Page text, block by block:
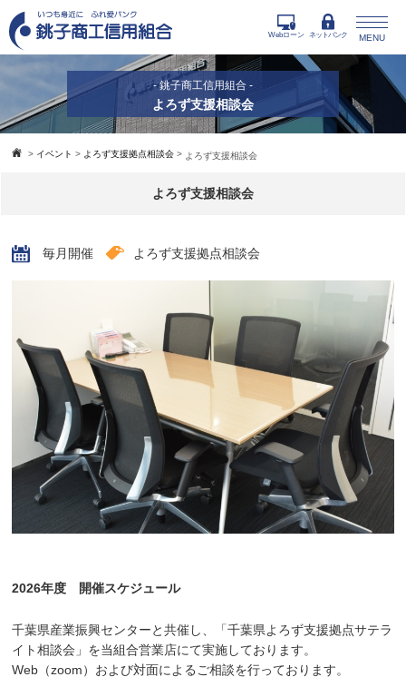
MENU
Webローン ネットバンク
- 銚子商工信用組合 -
よろず支援相談会
> イベント > よろず支援拠点相談会 > よろず支援相談会
よろず支援相談会
毎月開催 よろず支援拠点相談会
2026年度 開催スケジュール
千葉県産業振興センターと共催し、「千葉県よろず支援拠点サテラ
イト相談会」を当組合営業店にて実施しております。
Web（zoom）および対面によるご相談を行っております。